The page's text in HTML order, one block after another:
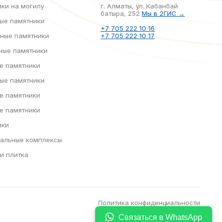
Связаться в WhatsApp
на могилу
памятники
памятники
памятники
памятники
памятники
памятники
памятники
комплексы
плитка
г. Алматы, ул. Кабанбай
батыра, 252 Мы в 2ГИС →
+7 705 222 10 16
+7 705 222 10 17
Политика конфиденциальности